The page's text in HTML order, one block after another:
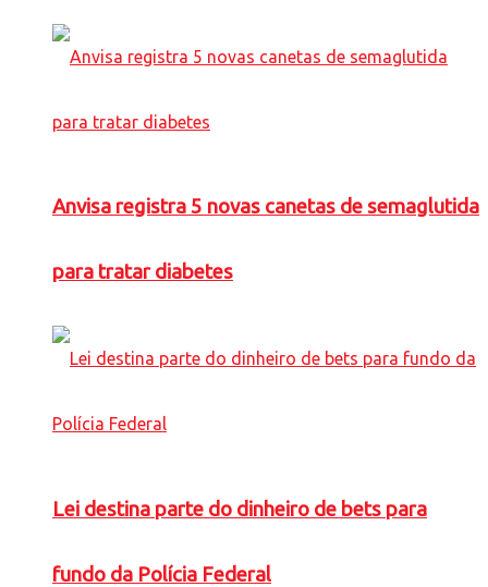
Anvisa registra 5 novas canetas de semaglutida
para tratar diabetes
Lei destina parte do dinheiro de bets para
fundo da Polícia Federal